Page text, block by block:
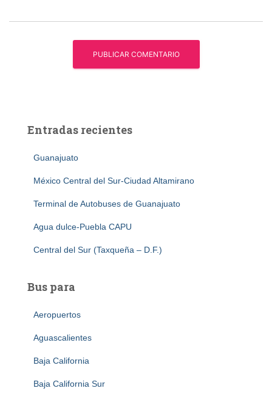
Entradas recientes
Guanajuato
México Central del Sur-Ciudad Altamirano
Terminal de Autobuses de Guanajuato
Agua dulce-Puebla CAPU
Central del Sur (Taxqueña – D.F.)
Bus para
Aeropuertos
Aguascalientes
Baja California
Baja California Sur